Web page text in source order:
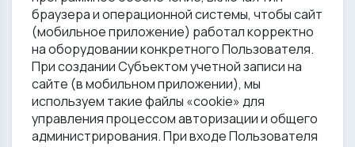
браузера и операционной системы, чтобы сайт
(мобильное приложение) работал корректно
на оборудовании конкретного Пользователя.
При создании Субъектом учетной записи на
сайте (в мобильном приложении), мы
используем такие файлы «cookie» для
управления процессом авторизации и общего
администрирования. При входе Пользователя